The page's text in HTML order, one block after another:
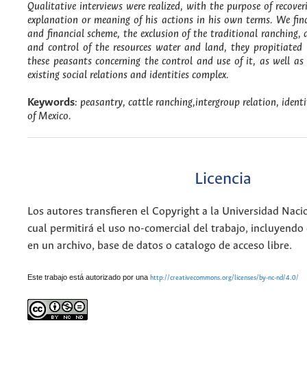
Qualitative interviews were realized, with the purpose of
explanation or meaning of his actions in his own terms. We
and financial scheme, the exclusion of the traditional ranching,
and control of the resources water and land, they propitiated
these peasants concerning the control and use of it, as well
existing social relations and identities complex.
Keywords: peasantry, cattle ranching,intergroup relation,
of Mexico.
Licencia
Los autores transfieren el Copyright a la Universidad
cual permitirá el uso no-comercial del trabajo, incluyendo
en un archivo, base de datos o catalogo de acceso libre.
Este trabajo está autorizado por una http://creativecommons.org/licenses/by-nc-nd/4.0/